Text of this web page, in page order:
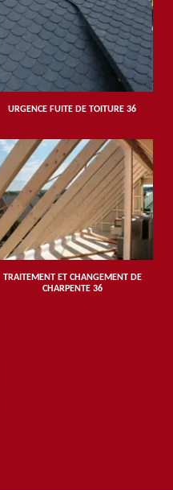
URGENCE FUITE DE TOITURE 36
TRAITEMENT ET CHANGEMENT DE
CHARPENTE 36